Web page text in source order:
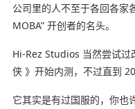
公司里的人不至于各回各家
MOBA” 开创者的名头。
Hi-Rez Studios 当然尝试过
侠 》开始内测，不过直到
它其实是有过国服的，你也